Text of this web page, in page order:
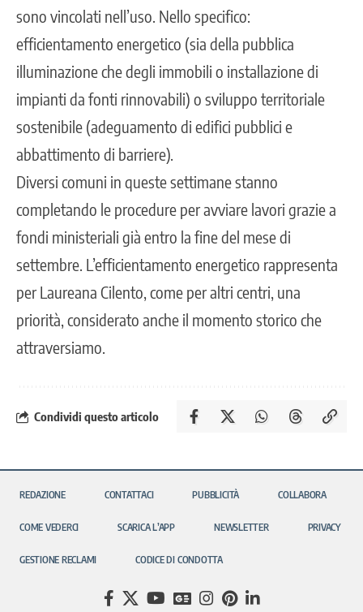
sono vincolati nell’uso. Nello specifico:
efficientamento energetico (sia della pubblica
illuminazione che degli immobili o installazione di
impianti da fonti rinnovabili) o sviluppo territoriale
sostenibile (adeguamento di edifici pubblici e
abbattimento di barriere).
Diversi comuni in queste settimane stanno
completando le procedure per avviare lavori grazie a
fondi ministeriali già entro la fine del mese di
settembre. L’efficientamento energetico rappresenta
per Laureana Cilento, come per altri centri, una
priorità, considerato anche il momento storico che
attraversiamo.
Condividi questo articolo
REDAZIONE CONTATTACI PUBBLICITÀ COLLABORA
COME VEDERCI SCARICA L’APP NEWSLETTER PRIVACY
GESTIONE RECLAMI CODICE DI CONDOTTA